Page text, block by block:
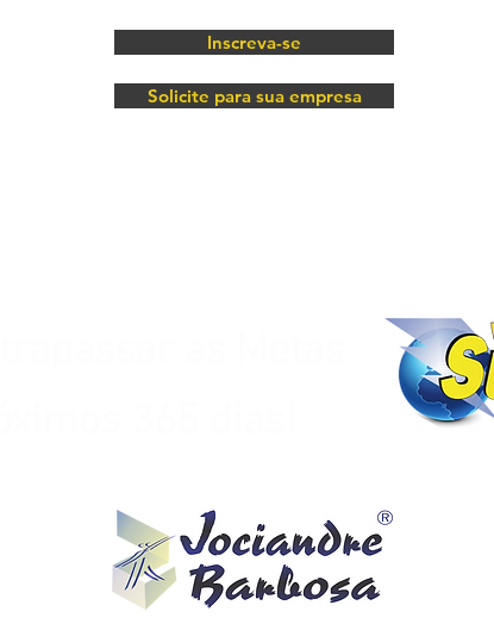
Inscreva-se
Solicite para sua empresa